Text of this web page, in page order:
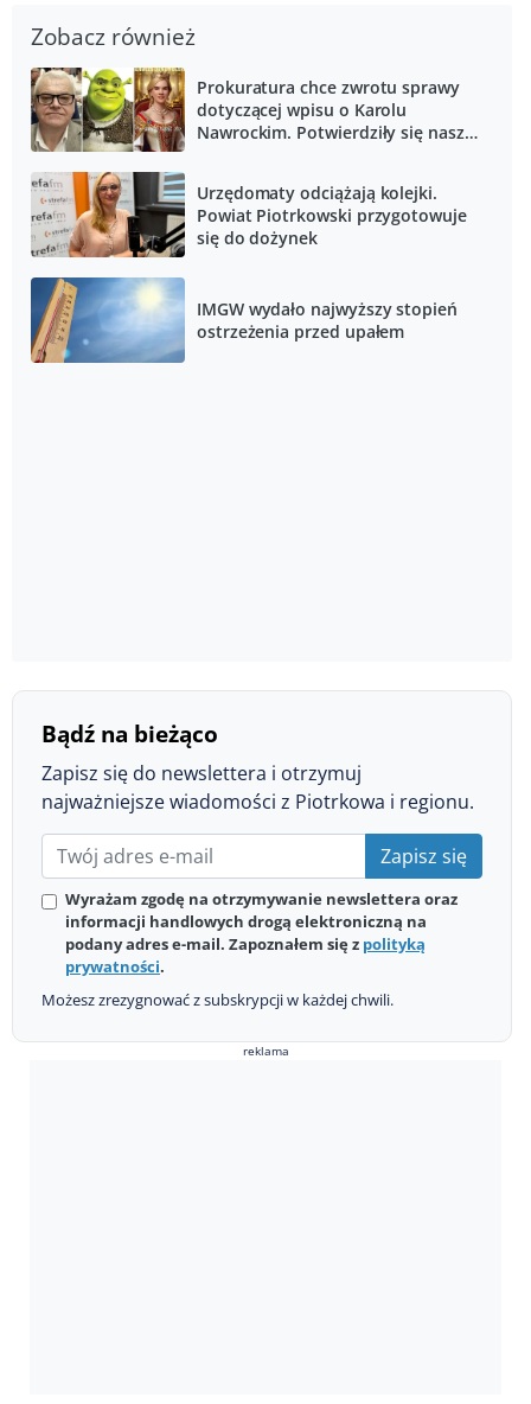
Zobacz również
Prokuratura chce zwrotu sprawy
dotyczącej wpisu o Karolu
Nawrockim. Potwierdziły się nasze
Urzędomaty odciążają kolejki.
Powiat Piotrkowski przygotowuje
się do dożynek
IMGW wydało najwyższy stopień
ostrzeżenia przed upałem
Bądź na bieżąco
Zapisz się do newslettera i otrzymuj
najważniejsze wiadomości z Piotrkowa i regionu.
Zapisz się
Wyrażam zgodę na otrzymywanie newslettera oraz
informacji handlowych drogą elektroniczną na
podany adres e-mail. Zapoznałem się z polityką
prywatności.
Możesz zrezygnować z subskrypcji w każdej chwili.
reklama